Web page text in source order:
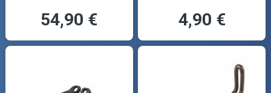
54,90 € 4,90 €